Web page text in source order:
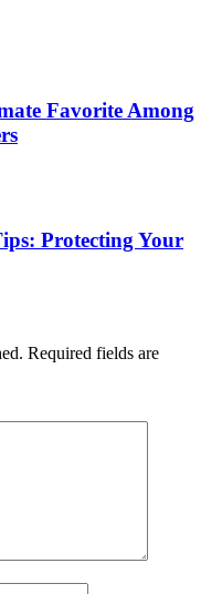
Favorite Among
Protecting Your
Required fields are